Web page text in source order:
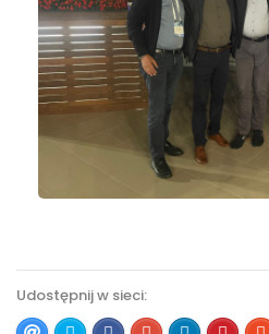
Udostępnij w sieci: